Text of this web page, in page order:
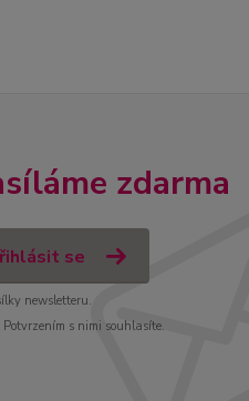
zdarma
se
newsletteru.
Potvrzením s nimi souhlasíte.